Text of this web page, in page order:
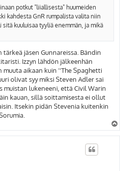
potkut "liiallisesta" huumeiden
kahdesta GnR rumpalista valita niin
kuuluisaa tyyliä enemmän, ja mikä
jäsen Gunnareissa. Bändin
Izzyn lähdön jälkeenhän
aikaan kuin ''The Spaghetti
olivat syy miksi Steven Adler sai
muistan lukeneeni, että Civil Warin
kauan, sillä soittamisesta ei ollut
Itsekin pidän Stevenia kuitenkin